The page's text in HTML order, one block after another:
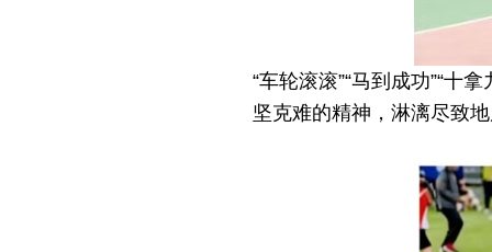
“车轮滚滚”“马到成功”“十拿
坚克难的精神，淋漓尽致